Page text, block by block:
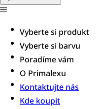
Vyberte si produkt
Vyberte si barvu
Poradíme vám​
O Primalexu
Kontaktujte nás
Kde koupit